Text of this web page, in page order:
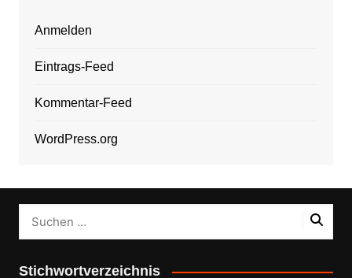
Anmelden
Eintrags-Feed
Kommentar-Feed
WordPress.org
Stichwortverzeichnis